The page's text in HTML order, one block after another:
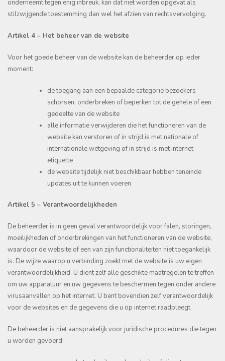
onderneemt tegen enig inbreuk, kan dat niet worden opgevat als
stilzwijgende toestemming dan wel het afzien van rechtsvervolging.
Artikel 4 – Het beheer van de website
Voor het goede beheer van de website kan de beheerder op ieder
moment:
de toegang aan een bepaalde categorie bezoekers
schorsen, onderbreken of beperken tot de gehele of een
gedeelte van de website
alle informatie verwijderen die het functioneren van de
website kan verstoren of in strijd is met nationale of
internationale wetgeving of in strijd is met internet-
etiquette
de website tijdelijk niet beschikbaar hebben teneinde
updates uit te kunnen voeren
Artikel 5 – Verantwoordelijkheden
De beheerder is in geen geval verantwoordelijk voor falen, storingen,
moeilijkheden of onderbrekingen van het functioneren van de website,
waardoor de website of een van zijn functionaliteiten niet toegankelijk
is. De wijze waarop u verbinding zoekt met de website is uw eigen
verantwoordelijkheid. U dient zelf alle geschikte maatregelen te treffen
om uw apparatuur en uw gegevens te beschermen tegen onder andere
virusaanvallen op het internet. U bent bovendien zelf verantwoordelijk
voor de websites en de gegevens die u op internet raadpleegt.
De beheerder is niet aansprakelijk voor juridische procedures die tegen
u worden gevoerd: